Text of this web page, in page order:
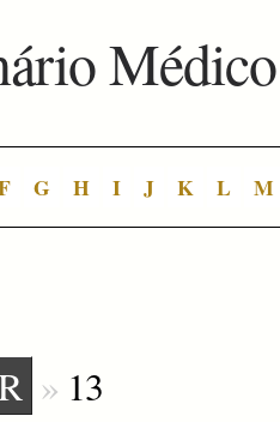
Médico
G H I J K L M
» 13